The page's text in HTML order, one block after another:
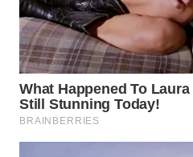
SERDANG
WN
TEBING
TINGGI
WN
PAKPAK